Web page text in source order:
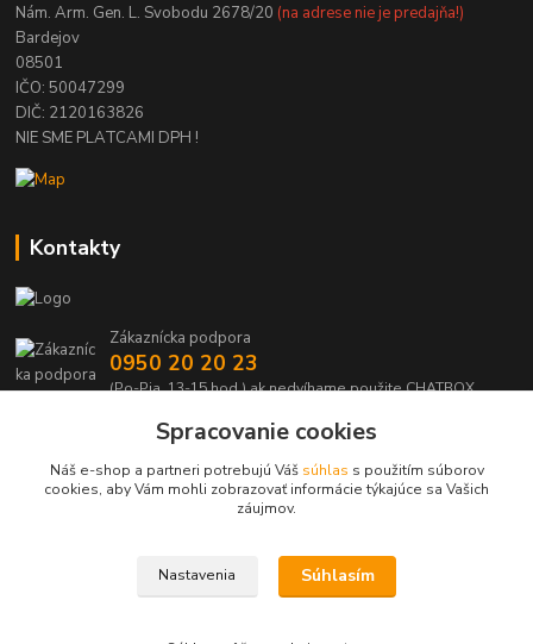
Nám. Arm. Gen. L. Svobodu 2678/20 (na adrese nie je predajňa!)
Bardejov
08501
IČO: 50047299
DIČ: 2120163826
NIE SME PLATCAMI DPH !
Kontakty
Zákaznícka podpora
0950 20 20 23
(Po-Pia, 13-15 hod.) ak nedvíhame použite CHATBOX
info@kabelmanie.sk
Upravit sběr cookies.
Spracovanie cookies
Náš e-shop a partneri potrebujú Váš súhlas s použitím súborov
cookies, aby Vám mohli zobrazovať informácie týkajúce sa Vašich
záujmov.
Nastavenia Súhlasím